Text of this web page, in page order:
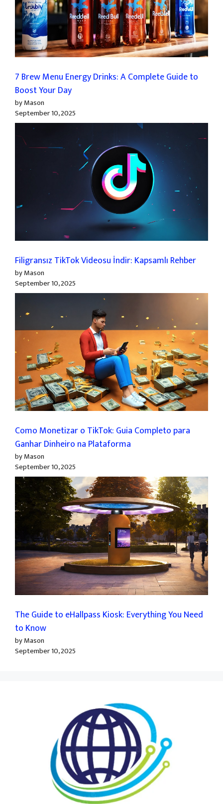
7 Brew Menu Energy Drinks: A Complete Guide to
Boost Your Day
by Mason
September 10, 2025
Filigransız TikTok Videosu İndir: Kapsamlı Rehber
by Mason
September 10, 2025
Como Monetizar o TikTok: Guia Completo para
Ganhar Dinheiro na Plataforma
by Mason
September 10, 2025
The Guide to eHallpass Kiosk: Everything You Need
to Know
by Mason
September 10, 2025